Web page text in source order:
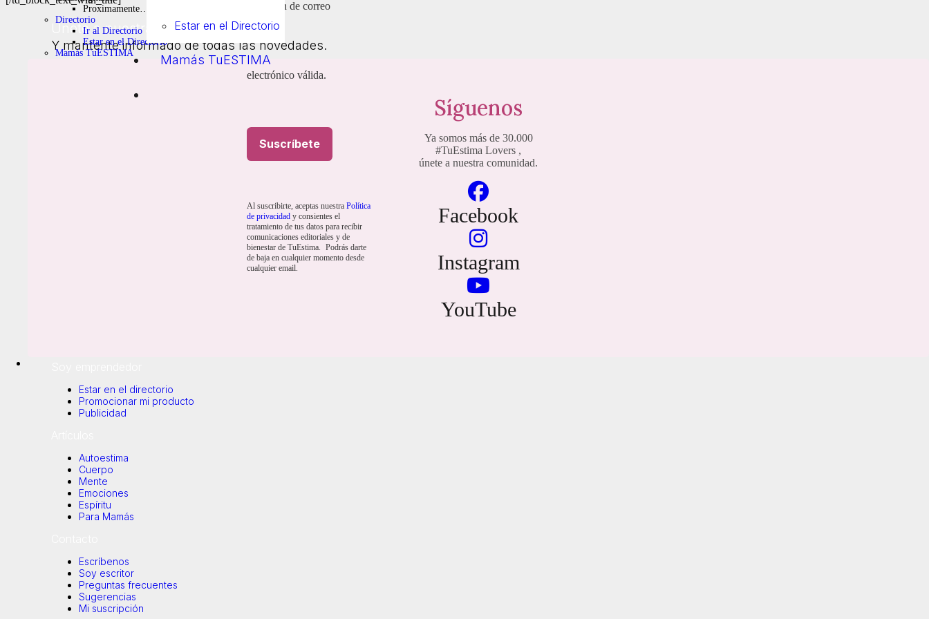
dirección de correo
electrónico válida.
Suscríbete
Al suscribirte, aceptas nuestra Política
de privacidad y consientes el
tratamiento de tus datos para recibir
comunicaciones editoriales y de
bienestar de TuEstima. Podrás darte
de baja en cualquier momento desde
cualquier email.
Estar en el Directorio
Mamás TuESTIMA
Proximamente…
Directorio
Ir al Directorio
Estar en el Directorio
Mamás TuESTIMA
Síguenos
Ya somos más de 30.000
#TuEstima Lovers ,
únete a nuestra comunidad.
Facebook
Instagram
YouTube
Únete a nuestra newsletter
Y mantente informado de todas las novedades.
Al hacer clic en «Suscríbete», confirmas que aceptas nuestros Términos y condiciones
Estar en el directorio
Promocionar mi producto
Publicidad
Autoestima
Cuerpo
Mente
Emociones
Espíritu
Para Mamás
Escríbenos
Soy escritor
Preguntas frecuentes
Sugerencias
Mi suscripción